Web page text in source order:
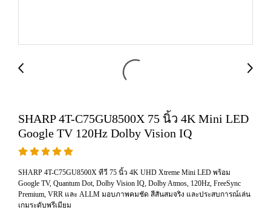
SHARP 4T-C75GU8500X 75 นิ้ว 4K Mini LED
Google TV 120Hz Dolby Vision IQ
SHARP 4T-C75GU8500X ทีวี 75 นิ้ว 4K UHD Xtreme Mini LED พร้อม
Google TV, Quantum Dot, Dolby Vision IQ, Dolby Atmos, 120Hz, FreeSync
Premium, VRR และ ALLM มอบภาพคมชัด สีสันสมจริง และประสบการณ์เล่น
เกมระดับพรีเมียม